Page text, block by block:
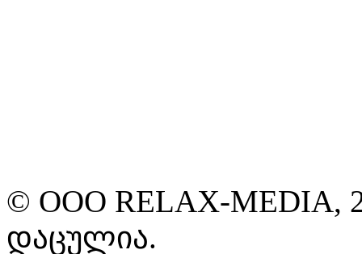
© ООО RELAX-MEDIA,
დაცულია.